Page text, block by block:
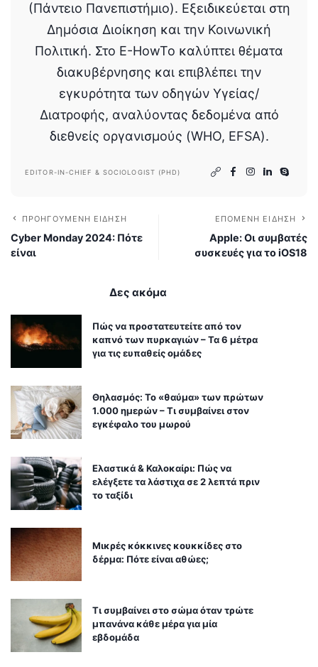
(Πάντειο Πανεπιστήμιο). Εξειδικεύεται στη
Δημόσια Διοίκηση και την Κοινωνική
Πολιτική. Στο E-HowTo καλύπτει θέματα
διακυβέρνησης και επιβλέπει την
εγκυρότητα των οδηγών Υγείας/
Διατροφής, αναλύοντας δεδομένα από
διεθνείς οργανισμούς (WHO, EFSA).
EDITOR-IN-CHIEF & SOCIOLOGIST (PHD)
ΠΡΟΗΓΟΎΜΕΝΗ ΕΊΔΗΣΗ
Cyber Monday 2024: Πότε
είναι
ΕΠΌΜΕΝΗ ΕΊΔΗΣΗ
Apple: Οι συμβατές
συσκευές για το iOS18
Δες ακόμα
Πώς να προστατευτείτε από τον
καπνό των πυρκαγιών – Τα 6 μέτρα
για τις ευπαθείς ομάδες
Θηλασμός: Το «θαύμα» των πρώτων
1.000 ημερών – Τι συμβαίνει στον
εγκέφαλο του μωρού
Ελαστικά & Καλοκαίρι: Πώς να
ελέγξετε τα λάστιχα σε 2 λεπτά πριν
το ταξίδι
Μικρές κόκκινες κουκκίδες στο
δέρμα: Πότε είναι αθώες;
Τι συμβαίνει στο σώμα όταν τρώτε
μπανάνα κάθε μέρα για μία
εβδομάδα